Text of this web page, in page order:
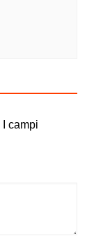
I campi